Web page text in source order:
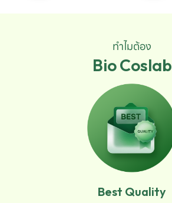
ทำไมต้อง
Bio Coslab
Best Quality